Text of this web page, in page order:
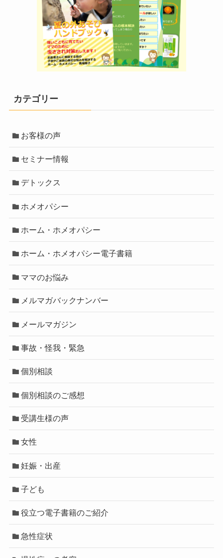
カテゴリー
お客様の声
セミナー情報
デトックス
ホメオパシー
ホーム・ホメオパシー
ホーム・ホメオパシー電子書籍
ママのお悩み
メルマガバックナンバー
メールマガジン
事故・怪我・緊急
個別相談
個別相談のご感想
受講生様の声
女性
妊娠・出産
子ども
役立つ電子書籍のご紹介
急性症状